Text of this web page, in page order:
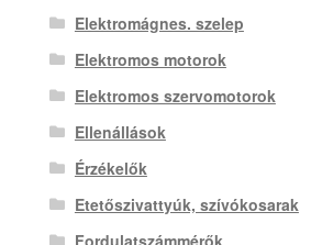
Elektromágnes. szelep
Elektromos motorok
Elektromos szervomotorok
Ellenállások
Érzékelők
Etetőszivattyúk, szívókosarak